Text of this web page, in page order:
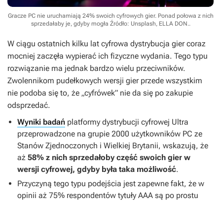
Gracze PC nie uruchamiają 24% swoich cyfrowych gier. Ponad połowa z nich
sprzedałaby je, gdyby mogła Źródło: Unsplash, ELLA DON..
W ciągu ostatnich kilku lat cyfrowa dystrybucja gier coraz
mocniej zaczęła wypierać ich fizyczne wydania. Tego typu
rozwiązanie ma jednak bardzo wielu przeciwników.
Zwolennikom pudełkowych wersji gier przede wszystkim
nie podoba się to, że „cyfrówek” nie da się po zakupie
odsprzedać.
Wyniki badań platformy dystrybucji cyfrowej Ultra
przeprowadzone na grupie 2000 użytkowników PC ze
Stanów Zjednoczonych i Wielkiej Brytanii, wskazują, że
aż 58% z nich sprzedałoby część swoich gier w
wersji cyfrowej, gdyby była taka możliwość.
Przyczyną tego typu podejścia jest zapewne fakt, że w
opinii aż 75% respondentów tytuły AAA są po prostu